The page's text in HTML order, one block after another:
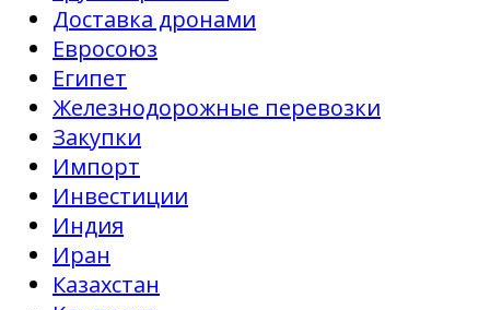
Доставка дронами
Евросоюз
Египет
Железнодорожные перевозки
Закупки
Импорт
Инвестиции
Индия
Иран
Казахстан